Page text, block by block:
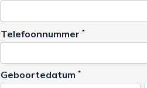
Telefoonnummer *
Geboortedatum *